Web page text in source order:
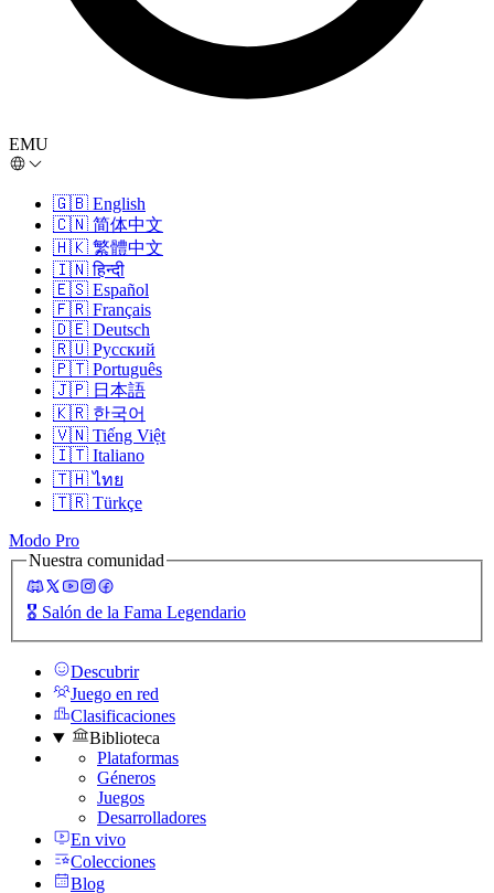
EMU
🇬🇧 English
🇨🇳 简体中文
🇭🇰 繁體中文
🇮🇳 हिन्दी
🇪🇸 Español
🇫🇷 Français
🇩🇪 Deutsch
🇷🇺 Русский
🇵🇹 Português
🇯🇵 日本語
🇰🇷 한국어
🇻🇳 Tiếng Việt
🇮🇹 Italiano
🇹🇭 ไทย
🇹🇷 Türkçe
Modo Pro
Nuestra comunidad
🎖️ Salón de la Fama Legendario
Descubrir
Juego en red
Clasificaciones
Biblioteca
Plataformas
Géneros
Juegos
Desarrolladores
En vivo
Colecciones
Blog